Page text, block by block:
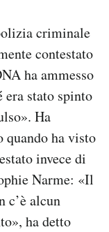
criminale
contestato
ha ammesso
era stato spinto
Ha
quando ha visto
invece di
Narme: «Il
c’è alcun
ha detto